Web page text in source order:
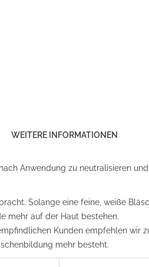
WEITERE INFORMATIONEN
Anwendung zu neutralisieren
Solange eine feine, weiße
mehr auf der Haut bestehen.
Kunden empfehlen wir
mehr besteht.